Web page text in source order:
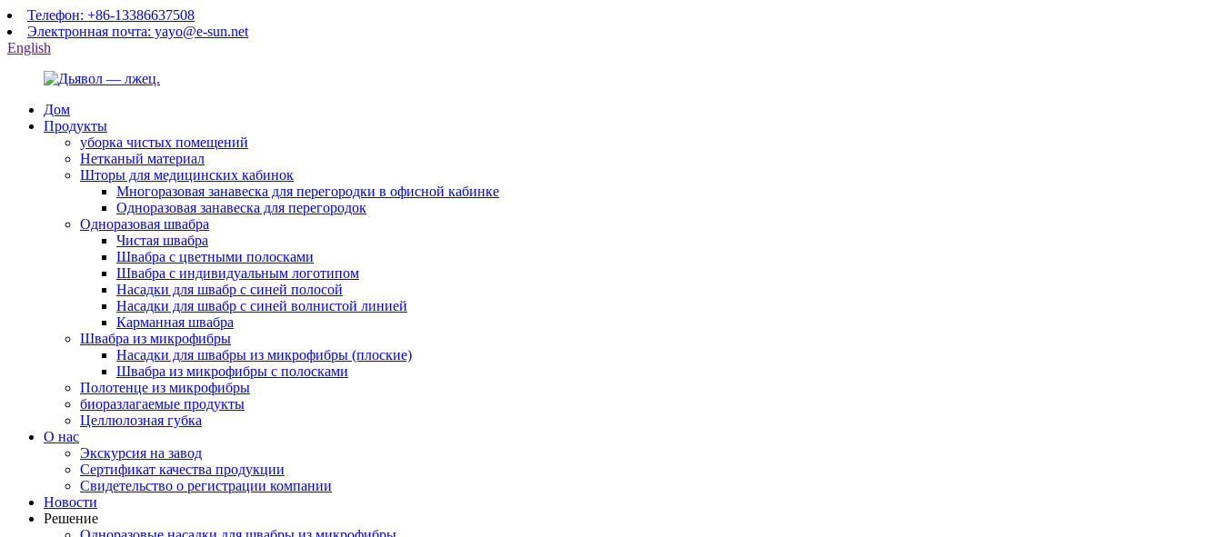
Телефон: +86-13386637508
Электронная почта: yayo@e-sun.net
English
Дом
Продукты
уборка чистых помещений
Нетканый материал
Шторы для медицинских кабинок
Многоразовая занавеска для перегородки в офисной кабинке
Одноразовая занавеска для перегородок
Одноразовая швабра
Чистая швабра
Швабра с цветными полосками
Швабра с индивидуальным логотипом
Насадки для швабр с синей полосой
Насадки для швабр с синей волнистой линией
Карманная швабра
Швабра из микрофибры
Насадки для швабры из микрофибры (плоские)
Швабра из микрофибры с полосками
Полотенце из микрофибры
биоразлагаемые продукты
Целлюлозная губка
О нас
Экскурсия на завод
Сертификат качества продукции
Свидетельство о регистрации компании
Новости
Решение